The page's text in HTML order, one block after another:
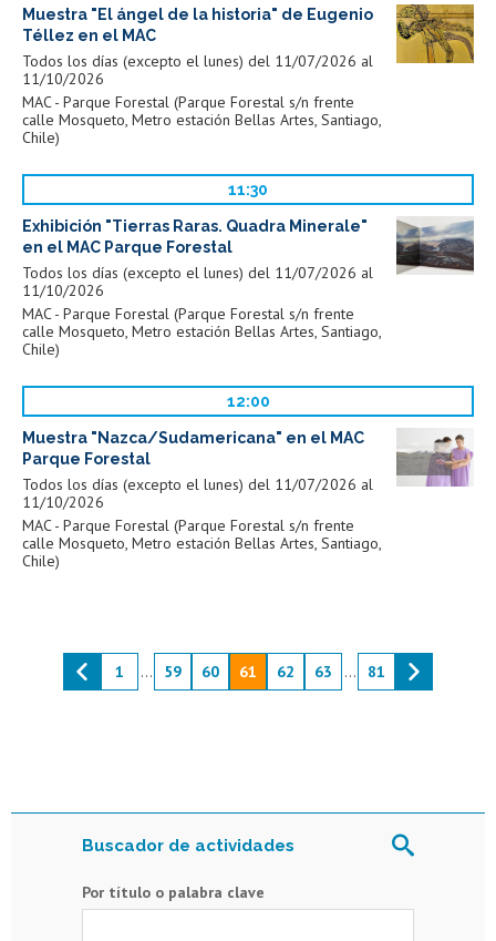
Buscador de actividades
Por título o palabra clave
Muestra "El ángel de la historia" de Eugenio
Téllez en el MAC
Todos los días (excepto el lunes) del 11/07/2026 al
11/10/2026
MAC - Parque Forestal (Parque Forestal s/n frente
calle Mosqueto, Metro estación Bellas Artes, Santiago,
Chile)
11:30
Exhibición "Tierras Raras. Quadra Minerale"
en el MAC Parque Forestal
Todos los días (excepto el lunes) del 11/07/2026 al
11/10/2026
MAC - Parque Forestal (Parque Forestal s/n frente
calle Mosqueto, Metro estación Bellas Artes, Santiago,
Chile)
12:00
Muestra "Nazca/Sudamericana" en el MAC
Parque Forestal
Todos los días (excepto el lunes) del 11/07/2026 al
11/10/2026
MAC - Parque Forestal (Parque Forestal s/n frente
calle Mosqueto, Metro estación Bellas Artes, Santiago,
Chile)
1 ... 59 60 61 62 63 ... 81